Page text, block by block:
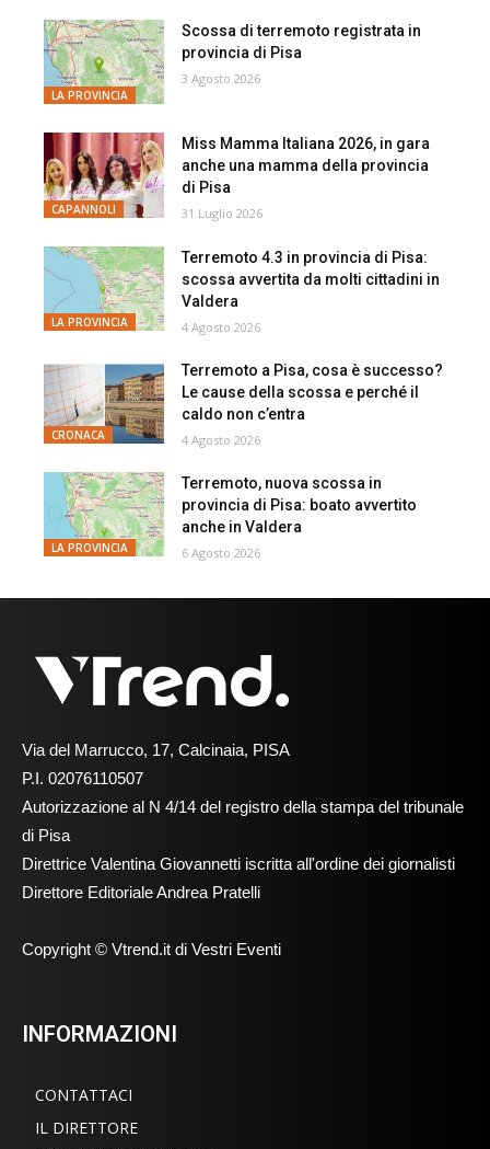
LA PROVINCIA
Scossa di terremoto registrata in
provincia di Pisa
3 Agosto 2026
CAPANNOLI
Miss Mamma Italiana 2026, in gara
anche una mamma della provincia
di Pisa
31 Luglio 2026
LA PROVINCIA
Terremoto 4.3 in provincia di Pisa:
scossa avvertita da molti cittadini in
Valdera
4 Agosto 2026
CRONACA
Terremoto a Pisa, cosa è successo?
Le cause della scossa e perché il
caldo non c’entra
4 Agosto 2026
LA PROVINCIA
Terremoto, nuova scossa in
provincia di Pisa: boato avvertito
anche in Valdera
6 Agosto 2026
Via del Marrucco, 17, Calcinaia, PISA
P.I. 02076110507
Autorizzazione al N 4/14 del registro della stampa del tribunale
di Pisa
Direttrice Valentina Giovannetti iscritta all'ordine dei giornalisti
Direttore Editoriale Andrea Pratelli
Copyright © Vtrend.it di Vestri Eventi
INFORMAZIONI
CONTATTACI
IL DIRETTORE